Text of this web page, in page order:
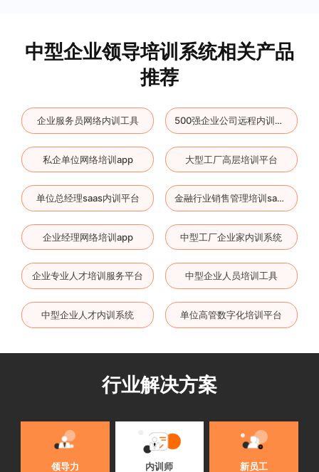
中型企业领导培训系统相关产品
推荐
企业服务员网络内训工具 500强企业公司远程内训软件
私企单位网络培训app 大型工厂高层培训平台
单位总经理saas内训平台 金融行业销售管理培训saas软件
企业经理网络培训app 中型工厂企业家内训系统
企业专业人才培训服务平台 中型企业人员培训工具
中型企业人才内训系统 单位高管数字化培训平台
行业解决方案
领导力 内训师 新员工